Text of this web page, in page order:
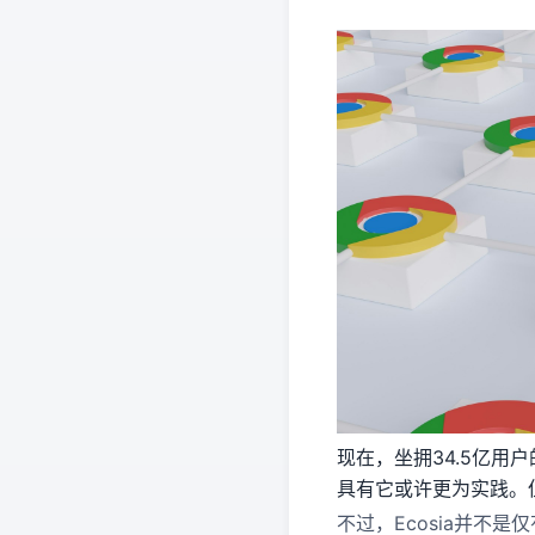
现在，坐拥34.5亿用
具有它或许更为实践
不过，Ecosia并不是